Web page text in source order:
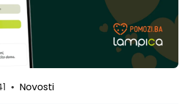
• Novosti